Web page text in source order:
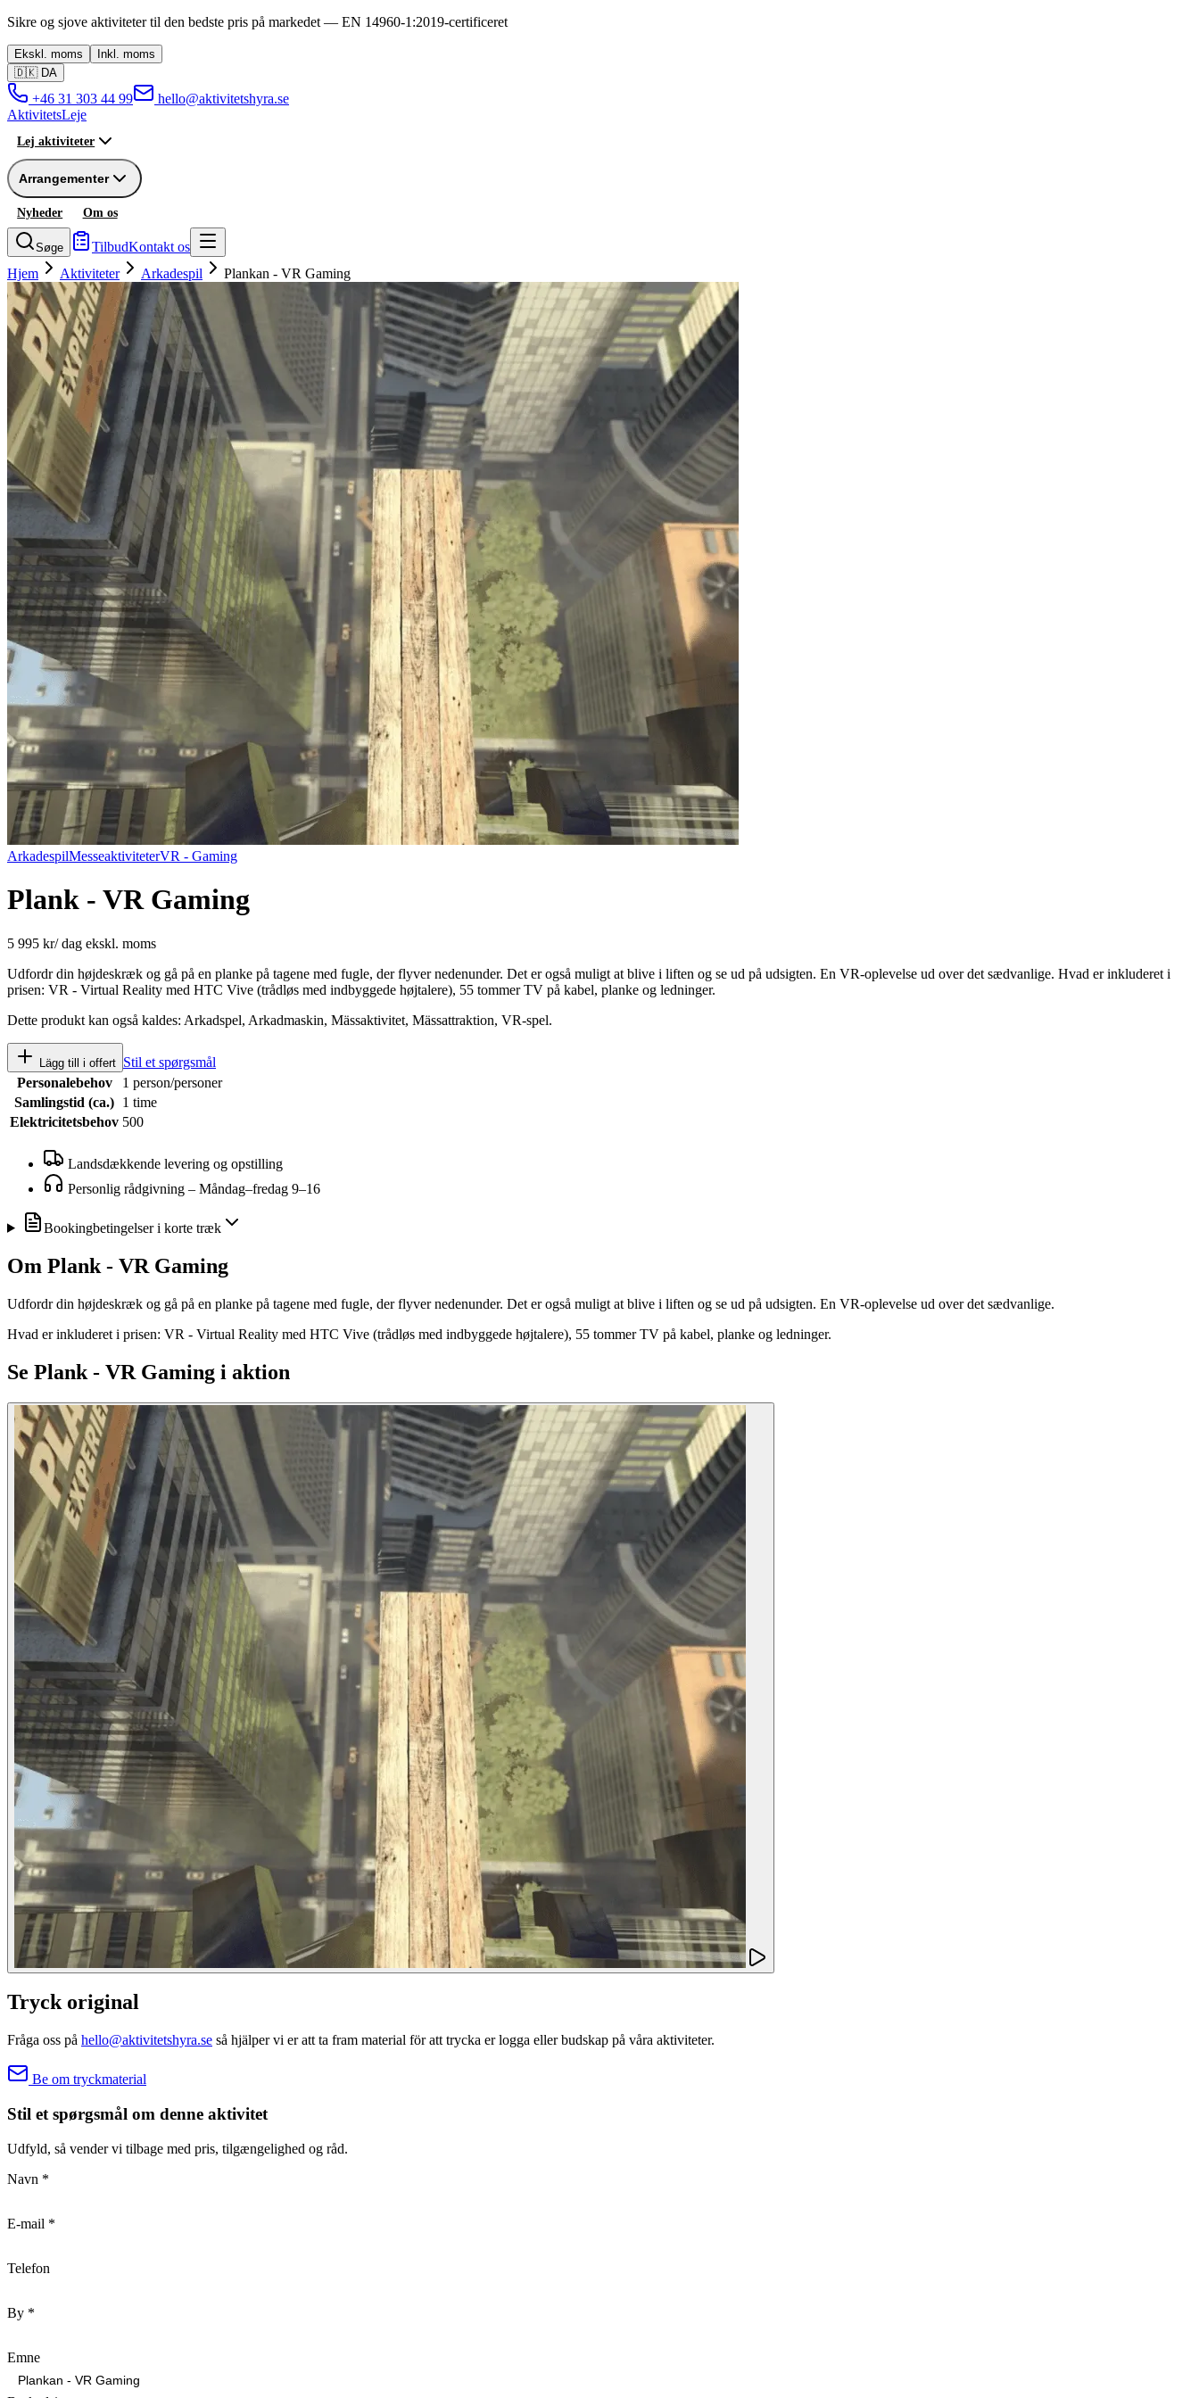
Sikre og sjove aktiviteter til den bedste pris på markedet — EN 14960-1:2019-certificeret
Ekskl. moms Inkl. moms
🇩🇰 DA
+46 31 303 44 99
hello@aktivitetshyra.se
AktivitetsLeje
Lej aktiviteter
Arrangementer
Nyheder Om os
Søge TilbudKontakt os
Hjem
Aktiviteter Arkadespil Plankan - VR Gaming
ArkadespilMesseaktiviteterVR - Gaming
Plank - VR Gaming
5 995 kr/dag ekskl. moms
Udfordr din højdeskræk og gå på en planke på tagene med fugle, der flyver nedenunder. Det er også muligt at blive i liften og se ud på udsigten. En VR-oplevelse ud over det sædvanlige. Hvad er inkluderet i
prisen: VR - Virtual Reality med HTC Vive (trådløs med indbyggede højtalere), 55 tommer TV på kabel, planke og ledninger.
Dette produkt kan også kaldes: Arkadspel, Arkadmaskin, Mässaktivitet, Mässattraktion, VR-spel.
Lägg till i offert Stil et spørgsmål
Personalebehov
1 person/personer
Samlingstid (ca.) 1 time
Elektricitetsbehov 500
Landsdækkende levering og opstilling
Personlig rådgivning – Måndag–fredag 9–16
Bookingbetingelser i korte træk
Om Plank - VR Gaming
Udfordr din højdeskræk og gå på en planke på tagene med fugle, der flyver nedenunder. Det er også muligt at blive i liften og se ud på udsigten. En VR-oplevelse ud over det sædvanlige.
Hvad er inkluderet i prisen: VR - Virtual Reality med HTC Vive (trådløs med indbyggede højtalere), 55 tommer TV på kabel, planke og ledninger.
Se Plank - VR Gaming i aktion
Tryck original
Fråga oss på hello@aktivitetshyra.se så hjälper vi er att ta fram material för att trycka er logga eller budskap på våra aktiviteter.
Be om tryckmaterial
Stil et spørgsmål om denne aktivitet
Udfyld, så vender vi tilbage med pris, tilgængelighed og råd.
Navn *
E-mail *
Telefon
By *
Emne